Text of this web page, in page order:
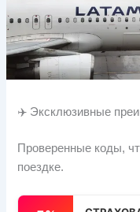
✈️ Эксклюзивные
Проверенные коды,
поездке.